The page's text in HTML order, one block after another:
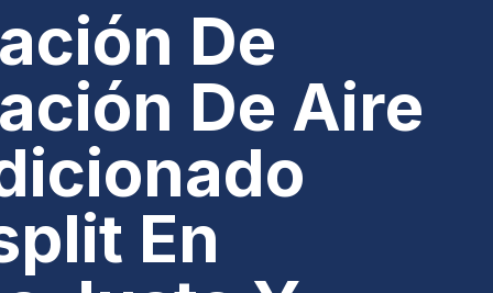
De
De Aire
En